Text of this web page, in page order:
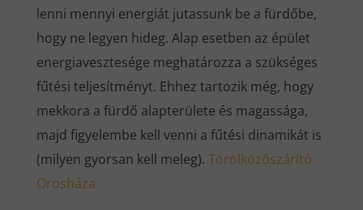
lenni mennyi energiát jutassunk be a fürdőbe,
hogy ne legyen hideg. Alap esetben az épület
energiavesztesége meghatározza a szükséges
fűtési teljesítményt. Ehhez tartozik még, hogy
mekkora a fürdő alapterülete és magassága,
majd figyelembe kell venni a fűtési dinamikát is
(milyen gyorsan kell meleg). Törölközőszárító
Orosháza